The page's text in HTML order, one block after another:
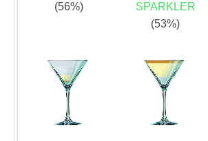
(56%)
SPARKLER
(53%)